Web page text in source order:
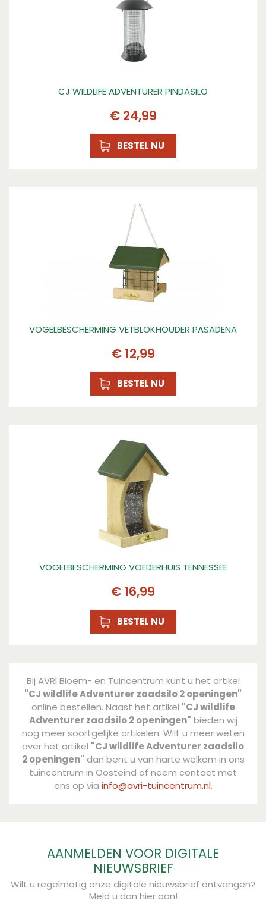
CJ WILDLIFE ADVENTURER PINDASILO
€ 24,99
BESTEL NU
VOGELBESCHERMING VETBLOKHOUDER PASADENA
€ 12,99
BESTEL NU
VOGELBESCHERMING VOEDERHUIS TENNESSEE
€ 16,99
BESTEL NU
Bij AVRI Bloem- en Tuincentrum kunt u het artikel
"CJ wildlife Adventurer zaadsilo 2 openingen"
online bestellen. Naast het artikel "CJ wildlife
Adventurer zaadsilo 2 openingen" bieden wij
nog meer soortgelijke artikelen. Wilt u meer weten
over het artikel "CJ wildlife Adventurer zaadsilo
2 openingen" dan bent u van harte welkom in ons
tuincentrum in Oosteind of neem contact met
ons op via info@avri-tuincentrum.nl.
AANMELDEN VOOR DIGITALE
NIEUWSBRIEF
Wilt u regelmatig onze digitale nieuwsbrief ontvangen?
Meld u dan hier aan!